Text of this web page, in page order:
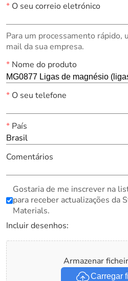
*O seu correio eletrónico
Para um processamento rápido,
mail da sua empresa.
*Nome do produto
*O seu telefone
*País
Brasil
Comentários
Gostaria de me inscrever na
para receber actualizações da
Materials.
Incluir desenhos:
Armazenar
Carregar